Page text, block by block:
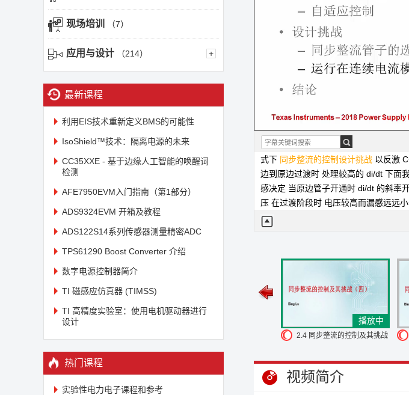
现场培训 （7）
+
应用与设计 （214）
最新课程
利用EIS技术重新定义BMS的可能性
IsoShield™技术：隔离电源的未来
CC35XXE - 基于边缘人工智能的唤醒词
检测
AFE7950EVM入门指南（第1部分）
ADS9324EVM 开箱及教程
ADS122S14系列传感器测量精密ADC
TPS61290 Boost Converter 介绍
数字电源控制器简介
TI 磁感应仿真器 (TIMSS)
TI 高精度实验室：使用电机驱动器进行
设计
热门课程
实验性电力电子课程和参考
大家好我是德州仪器的系统工程师
式下 同步整流的控制设计挑战 以反激
边到原边过渡时 处理较高的 di/dt 下面
感决定 当原边管子开通时 di/dt 的斜率
压 在过渡阶段时 电压较高而漏感远远
比较大的反向电流
恢复时间的二极管这样可以最小化负
对比右面这两个不
的反向恢复运行非常相似我们关断同
所以尽管不需要较快的比较器 仍然
但是不能太晚基本的原则
流的控制 是总是基于理想的状态也就
由漏感引起可以看到反映在同步整流
主要由原边管子的结电容
（二）
（三）
2.4 同步整流的控制及其挑战
播放中
视频简介